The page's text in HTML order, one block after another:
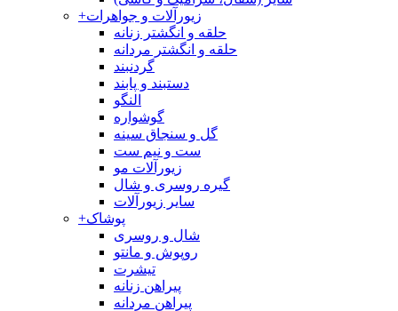
+زیورآلات و جواهرات
حلقه و انگشتر زنانه
حلقه و انگشتر مردانه
گردنبند
دستبند و پابند
النگو
گوشواره
گل و سنجاق سینه
ست و نیم ست
زیورآلات مو
گیره روسری و شال
سایر زیورآلات
+پوشاک
شال و روسری
روپوش و مانتو
تیشرت
پیراهن زنانه
پیراهن مردانه